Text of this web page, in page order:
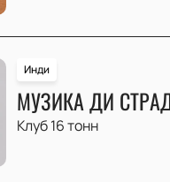
Инди
МУЗИКА ДИ
Клуб 16 тонн